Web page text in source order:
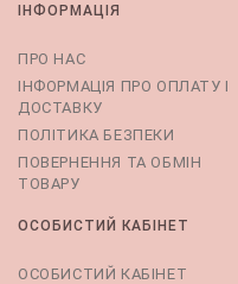
ІНФОРМАЦІЯ
ПРО НАС
ІНФОРМАЦІЯ ПРО ОПЛАТУ І
ДОСТАВКУ
ПОЛІТИКА БЕЗПЕКИ
ПОВЕРНЕННЯ ТА ОБМІН
ТОВАРУ
ОСОБИСТИЙ КАБІНЕТ
ОСОБИСТИЙ КАБІНЕТ